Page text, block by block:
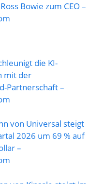
Bowie zum CEO –
die KI-
mit der
Partnerschaft –
von Universal steigt
2026 um 69 % auf
–